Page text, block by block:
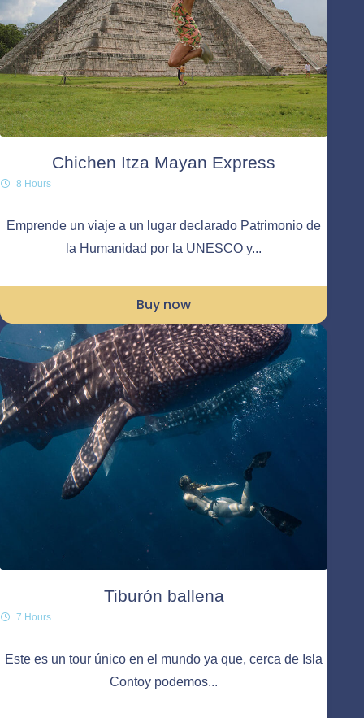
Chichen Itza Mayan Express
8 Hours
Emprende un viaje a un lugar declarado Patrimonio de
la Humanidad por la UNESCO y...
Buy now
Tiburón ballena
7 Hours
Este es un tour único en el mundo ya que, cerca de Isla
Contoy podemos...